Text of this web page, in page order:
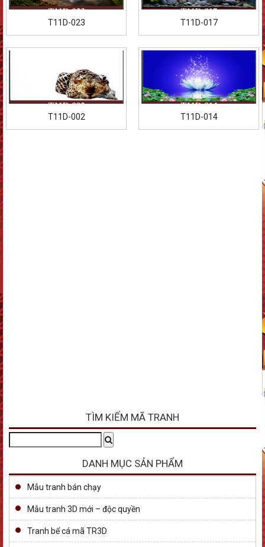
T11D-023 T11D-017
T11D-002 T11D-014
TÌM KIẾM MÃ TRANH
DANH MỤC SẢN PHẨM
Mẫu tranh bán chạy
Mẫu tranh 3D mới – độc quyền
Tranh bể cá mã TR3D